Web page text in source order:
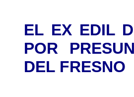
EL EX EDIL
POR
DEL FRESNO